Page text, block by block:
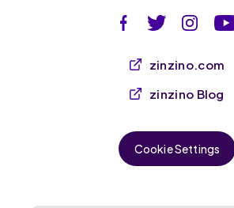
zinzino.com
zinzino Blog
Cookie Settings